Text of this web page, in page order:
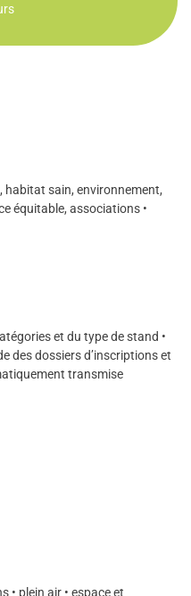
sain, environnement,
équitable, associations •
et du type de stand •
des dossiers d’inscriptions et
transmise
• plein air • espace et